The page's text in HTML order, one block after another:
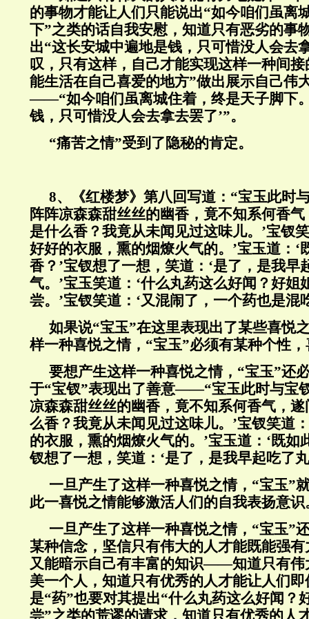
的事物才能让人们只能说出“如今咱们虽离
下”之类的话自我安慰，知道只有恶劣的事
出“这长安城中遍地是钱，只可惜没人会去
叹，只有这样，自己才能实现这样一种间
能生活在自己喜爱的地方”做出展示自己伟
——“如今咱们虽离城住着，终是天子脚下
钱，只可惜没人会去拿去罢了’”。
“痛苦之情”受到了隐秘的肯定。
8、《红楼梦》第八回写道：“宝玉此时
阵阵凉森森甜丝丝的幽香，竟不知系何香气
是什么香？我竟从未闻见过这味儿。’宝钗
好好的衣服，熏的烟燎火气的。’宝玉道：‘
香？’宝钗想了一想，笑道：‘是了，是我早
气。’宝玉笑道：‘什么丸药这么好闻？好姐
尝。’宝钗笑道：‘又混闹了，一个药也是混
如果说“宝玉”在这里表现出了某些喜悦
样一种喜悦之情，“宝玉”必须有某种个性
要想产生这样一种喜悦之情，“宝玉”还
于“宝钗”表现出了善意——“宝玉此时与宝
凉森森甜丝丝的幽香，竟不知系何香气，遂
么香？我竟从未闻见过这味儿。’宝钗笑道
的衣服，熏的烟燎火气的。’宝玉道：‘既如
钗想了一想，笑道：‘是了，是我早起吃了
一旦产生了这样一种喜悦之情，“宝玉”
此一喜悦之情能够激活人们的自我表扬意识
一旦产生了这样一种喜悦之情，“宝玉”
某种信念，坚信只有伟大的人才能既能强
又能暗示自己有丰富的知识——知道只有伟
美一个人，知道只有优秀的人才能让人们
是“药”也要对其提出“什么丸药这么好闻？
尝”之类的荒谬的请求，知道只有优秀的人